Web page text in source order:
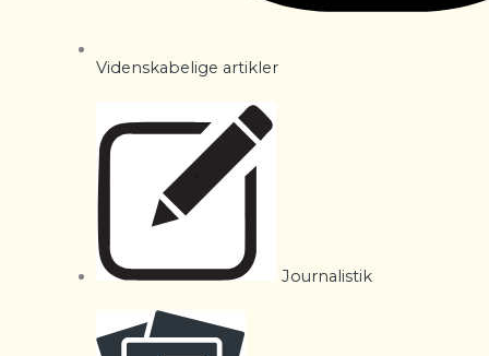
Videnskabelige artikler
Journalistik